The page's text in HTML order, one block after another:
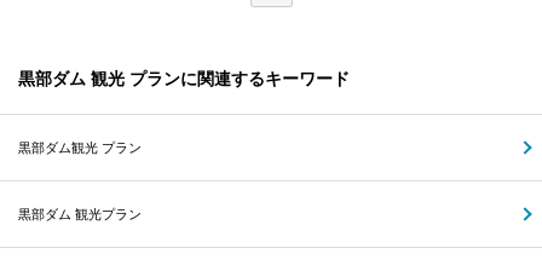
黒部ダム 観光 プランに関連するキーワード
黒部ダム観光 プラン
黒部ダム 観光プラン